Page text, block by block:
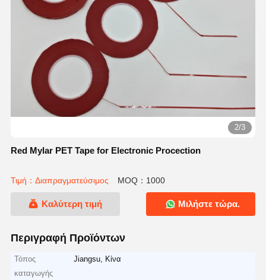
2/3
Red Mylar PET Tape for Electronic Procection
Τιμή：Διαπραγματεύσιμος MOQ：1000
Καλύτερη τιμή Μιλήστε τώρα.
Περιγραφή Προϊόντων
Τόπος
καταγωγής
Jiangsu, Κίνα